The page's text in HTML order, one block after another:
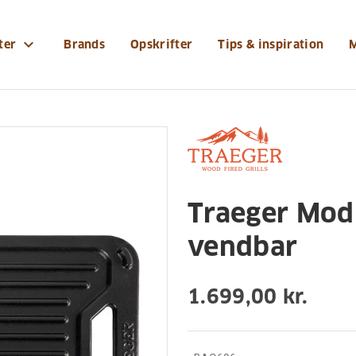
expand_more Brands Opskrifter Tips & inspiration
Traeger
vendbar
1.699,00 kr.